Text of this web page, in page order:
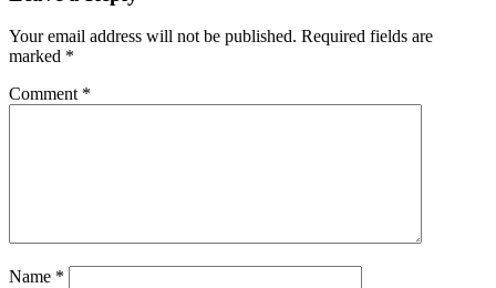
Your email address will not be published. Required fields are
marked *
Comment *
Name *